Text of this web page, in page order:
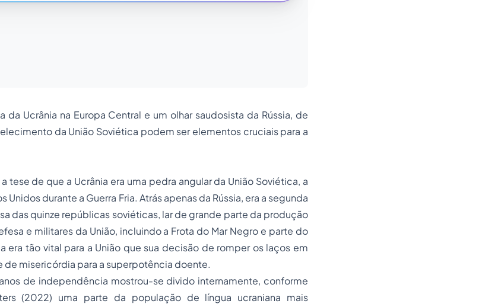
da Ucrânia na Europa Central e um olhar saudosista da Rússia, de
da União Soviética podem ser elementos cruciais para a
tese de que a Ucrânia era uma pedra angular da União Soviética, a
Unidos durante a Guerra Fria. Atrás apenas da Rússia, era a segunda
das quinze repúblicas soviéticas, lar de grande parte da produção
e militares da União, incluindo a Frota do Mar Negro e parte do
era tão vital para a União que sua decisão de romper os laços em
de misericórdia para a superpotência doente.
de independência mostrou-se divido internamente, conforme
(2022) uma parte da população de língua ucraniana mais